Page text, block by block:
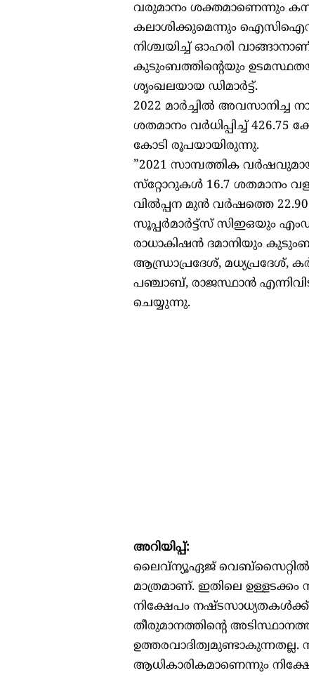
വരുമാനം ശക്തമാണെന്നും
കലാശിക്കുമെന്നും
നിശ്ചയിച്ച് ഓഹരി
കുടുംബത്തിന്റെയും
ശൃംഖലയായ ഡിമാര്‍ട്ട്.
2022 മാര്‍ച്ചില്‍ അവസാനിച്ച
ശതമാനം വര്‍ധിപ്പിച്ച്
കോടി രൂപയായിരുന്നു.
”2021 സാമ്പത്തിക
സ്‌റ്റോറുകള്‍ 16.7 ശതമാനം
വില്‍പ്പന മുന്‍ വര്‍ഷത്തെ
സൂപ്പര്‍മാര്‍ട്ട്‌സ് സിഇഒയും
രാധാകിഷന്‍ ദമാനിയും
ആന്ധ്രാപ്രദേശ്,
പഞ്ചാബ്, രാജസ്ഥാന്‍
ചെയ്യുന്നു.
അറിയിപ്പ്:
ലൈവ്ന്യൂഏജ് വെബ്സൈറ്റിൽ
മാത്രമാണ്. ഇതിലെ
നിക്ഷേപം നഷ്ടസാധ്യതകൾക്ക്
തീരുമാനത്തിന്റെ
ആധികാരികമാണെന്നും